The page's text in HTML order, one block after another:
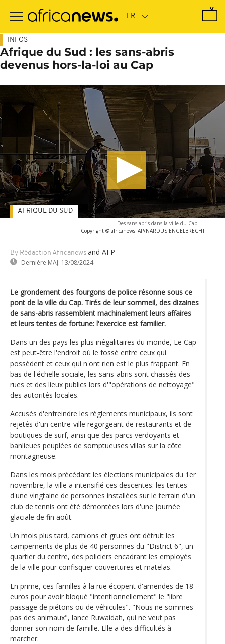
contenu
INFOS
Afrique du Sud : les sans-abris
devenus hors-la-loi au Cap
Des sans-abris dans la ville du Cap -
Copyright © africanews AP/NARDUS ENGELBRECHT
By Rédaction Africanews and AFP
Dernière MAJ: 13/08/2024
AFRIQUE DU SUD
Le grondement des fourgons de police résonne sous ce
pont de la ville du Cap. Tirés de leur sommeil, des dizaines
de sans-abris rassemblent machinalement leurs affaires
et leurs tentes de fortune: l'exercice est familier.
Dans un des pays les plus inégalitaires du monde, Le Cap
est peut-être l'endroit où le fossé entre ceux qui
possèdent et ceux qui n'ont rien est le plus frappant. En
bas de l'échelle sociale, les sans-abris sont chassés des
rues et des lieux publics lors d'"opérations de nettoyage"
des autorités locales.
Accusés d'enfreindre les règlements municipaux, ils sont
rejetés d'un centre-ville regorgeant de restaurants et de
boutiques de surf, ainsi que des parcs verdoyants et
banlieues peuplées de somptueuses villas sur la côte
montagneuse.
Dans les mois précédant les élections municipales du 1er
novembre, la ville a intensifié ces descentes: les tentes
d'une vingtaine de personnes installées sur le terrain d'un
club de tennis ont été démontées lors d'une journée
glaciale de fin août.
Un mois plus tard, camions et grues ont détruit les
campements de plus de 40 personnes du "District 6", un
quartier du centre, des policiers encadrant les employés
de la ville pour confisquer couvertures et matelas.
En prime, ces familles à la rue écopent d'amendes de 18
euros pour avoir bloqué "intentionnellement" le "libre
passage de piétons ou de véhicules". "Nous ne sommes
pas des animaux", lance Ruwaidah, qui ne veut pas
donner son nom de famille. Elle a des difficultés à
marcher.